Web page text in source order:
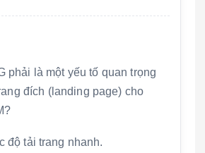
phải là một yếu tố quan trọng
đích (landing page) cho
độ tải trang nhanh.